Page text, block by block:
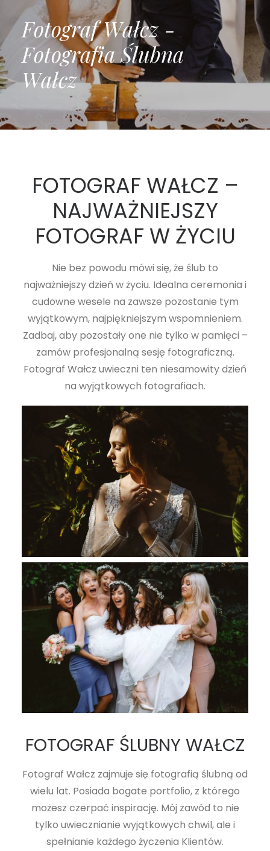
FotografWałcz -
Fotografia Ślubna
Wałcz
FOTOGRAF WAŁCZ –
NAJWAŻNIEJSZY
FOTOGRAF W ŻYCIU
Nie bez powodu mówi się, że ślub to
najważniejszy dzień w życiu. Idealna ceremonia i
cudowne wesele na zawsze pozostanie tym
wyjątkowym, najpiękniejszym wspomnieniem.
Zadbaj, aby pozostały one nie tylko w pamięci –
zamów profesjonalną sesję fotograficzną.
Fotograf Wałcz uwieczni ten niesamowity dzień
na wyjątkowych fotografiach.
FOTOGRAF ŚLUBNY WAŁCZ
Fotograf Wałcz zajmuje się fotografią ślubną od
wielu lat. Posiada bogate portfolio, z którego
możesz czerpać inspirację. Mój zawód to nie
tylko uwiecznianie wyjątkowych chwil, ale i
spełnianie każdego życzenia Klientów.